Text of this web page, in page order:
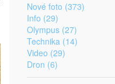
Nové foto (373)
Info (29)
Olympus (27)
Technika (14)
Video (29)
Dron (6)